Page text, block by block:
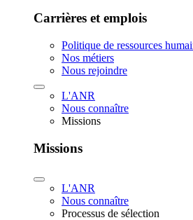
Carrières et emplois
Politique de ressources
Nos métiers
Nous rejoindre
L'ANR
Nous connaître
Missions
Missions
L'ANR
Nous connaître
Processus de sélection